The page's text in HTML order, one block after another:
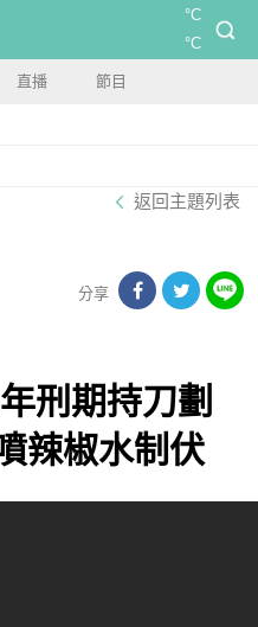
°C
°C
直播 節目
返回主題列表
分享
刑期持刀劃
辣椒水制伏